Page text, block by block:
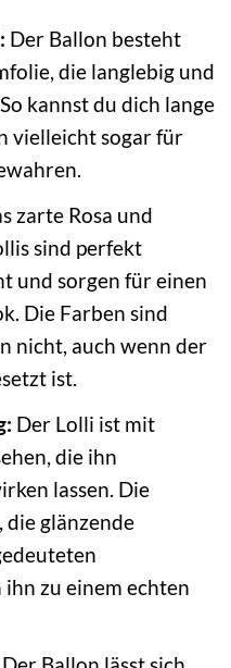
Der Ballon besteht
die langlebig und
kannst du dich lange
vielleicht sogar für
zarte Rosa und
sind perfekt
und sorgen für einen
Die Farben sind
nicht, auch wenn der
ist.
Der Lolli ist mit
die ihn
lassen. Die
glänzende
zu einem echten